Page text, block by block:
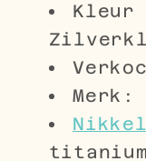
Kleur
Merk: